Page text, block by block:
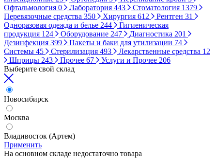
Офтальмология 0 Лаборатория 443 Стоматология 1379
Перевязочные средства 350 Хирургия 612 Рентген 31
Одноразовая одежда и белье 244
Гигиеническая
продукция 124 Оборудование 247 Диагностика 201
Дезинфекция 399 Пакеты и баки для утилизации 74
Системы 45 Стерилизация 493 Лекарственные средства 12
Шприцы 243 Прочее 67 Услуги и Прочее 206
Выберите свой склад
Новосибирск
Москва
Владивосток (Артем)
Применить
На основном складе недостаточно товара